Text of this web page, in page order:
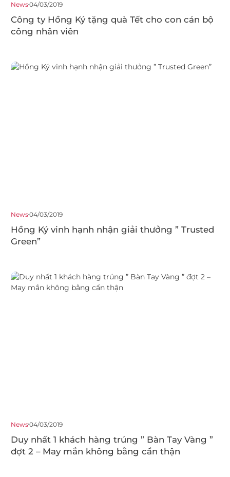
News04/03/2019
Công ty Hồng Ký tặng quà Tết cho con cán bộ
công nhân viên
News04/03/2019
Hồng Ký vinh hạnh nhận giải thưởng ” Trusted
Green”
News04/03/2019
Duy nhất 1 khách hàng trúng ” Bàn Tay Vàng ”
đợt 2 – May mắn không bằng cẩn thận